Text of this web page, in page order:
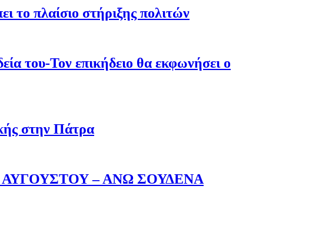
το πλαίσιο στήριξης πολιτών
του-Τον επικήδειο θα εκφωνήσει ο
στην Πάτρα
– ΑΝΩ ΣΟΥΔΕΝΑ